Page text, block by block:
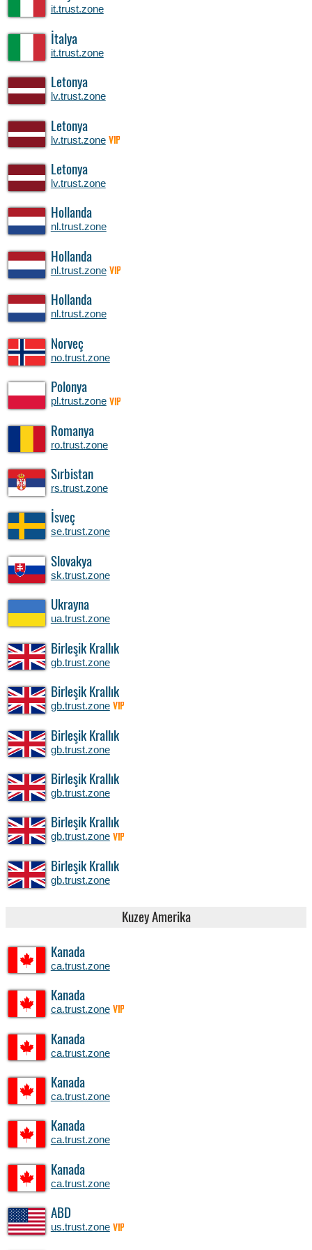
it.trust.zone
İtalya
it.trust.zone
Letonya
lv.trust.zone
Letonya
lv.trust.zone VIP
Letonya
lv.trust.zone
Hollanda
nl.trust.zone
Hollanda
nl.trust.zone VIP
Hollanda
nl.trust.zone
Norveç
no.trust.zone
Polonya
pl.trust.zone VIP
Romanya
ro.trust.zone
Sırbistan
rs.trust.zone
İsveç
se.trust.zone
Slovakya
sk.trust.zone
Ukrayna
ua.trust.zone
Birleşik Krallık
gb.trust.zone
Birleşik Krallık
gb.trust.zone VIP
Birleşik Krallık
gb.trust.zone
Birleşik Krallık
gb.trust.zone
Birleşik Krallık
gb.trust.zone VIP
Birleşik Krallık
gb.trust.zone
Kuzey Amerika
Kanada
ca.trust.zone
Kanada
ca.trust.zone VIP
Kanada
ca.trust.zone
Kanada
ca.trust.zone
Kanada
ca.trust.zone
Kanada
ca.trust.zone
ABD
us.trust.zone VIP